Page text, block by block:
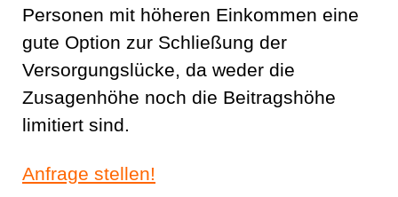
Personen mit höheren Einkommen eine
gute Option zur Schließung der
Versorgungslücke, da weder die
Zusagenhöhe noch die Beitragshöhe
limitiert sind.
Anfrage stellen!